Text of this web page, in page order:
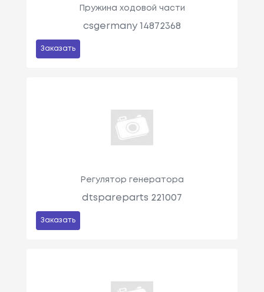
Пружина ходовой части
csgermany 14872368
Заказать
Регулятор генератора
dtspareparts 221007
Заказать